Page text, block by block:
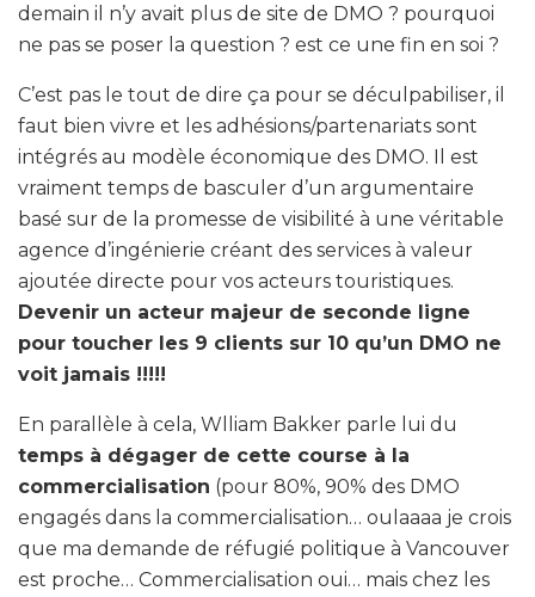
demain il n’y avait plus de site de DMO ? pourquoi
ne pas se poser la question ? est ce une fin en soi ?
C’est pas le tout de dire ça pour se déculpabiliser, il
faut bien vivre et les adhésions/partenariats sont
intégrés au modèle économique des DMO. Il est
vraiment temps de basculer d’un argumentaire
basé sur de la promesse de visibilité à une véritable
agence d’ingénierie créant des services à valeur
ajoutée directe pour vos acteurs touristiques.
Devenir un acteur majeur de seconde ligne
pour toucher les 9 clients sur 10 qu’un DMO ne
voit jamais !!!!!
En parallèle à cela, Wlliam Bakker parle lui du
temps à dégager de cette course à la
commercialisation (pour 80%, 90% des DMO
engagés dans la commercialisation… oulaaaa je crois
que ma demande de réfugié politique à Vancouver
est proche… Commercialisation oui… mais chez les